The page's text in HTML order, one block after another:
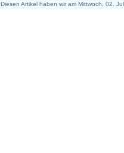
Diesen Artikel haben wir am Mittwoch, 02.